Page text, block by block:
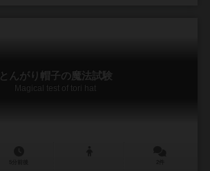
とんがり帽子の魔法試験
Magical test of tori hat